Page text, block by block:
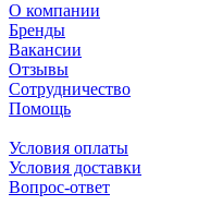
О компании
Бренды
Вакансии
Отзывы
Сотрудничество
Помощь
Условия оплаты
Условия доставки
Вопрос-ответ